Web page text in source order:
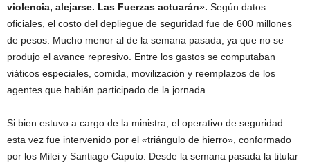
violencia, alejarse. Las Fuerzas actuarán». Según datos
oficiales, el costo del depliegue de seguridad fue de 600 millones
de pesos. Mucho menor al de la semana pasada, ya que no se
produjo el avance represivo. Entre los gastos se computaban
viáticos especiales, comida, movilización y reemplazos de los
agentes que habián participado de la jornada.
Si bien estuvo a cargo de la ministra, el operativo de seguridad
esta vez fue intervenido por el «triángulo de hierro», conformado
por los Milei y Santiago Caputo. Desde la semana pasada la titular